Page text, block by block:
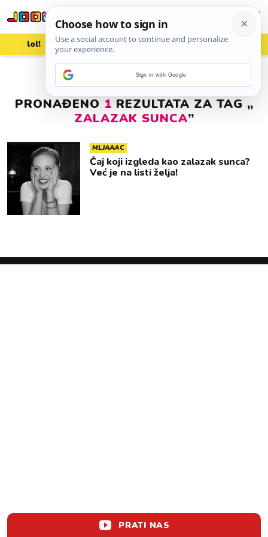
lol! aww vrh! woot?!
PRONAĐENO 1 REZULTATA ZA TAG „
ZALAZAK SUNCA”
MLJAAAC
Čaj koji izgleda kao zalazak sunca?
Već je na listi želja!
PRATI NAS
Sign in with Google